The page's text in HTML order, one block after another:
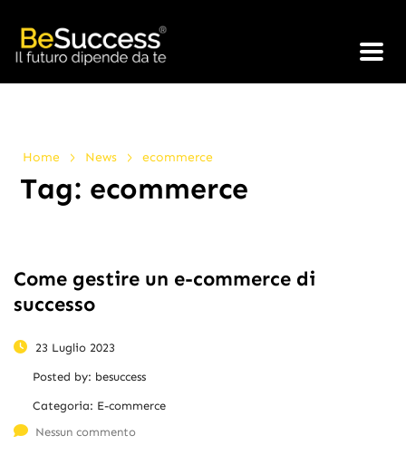
Home > News > ecommerce
Tag: ecommerce
Come gestire un e-commerce di
successo
23 Luglio 2023
Posted by: besuccess
Categoria: E-commerce
Nessun commento